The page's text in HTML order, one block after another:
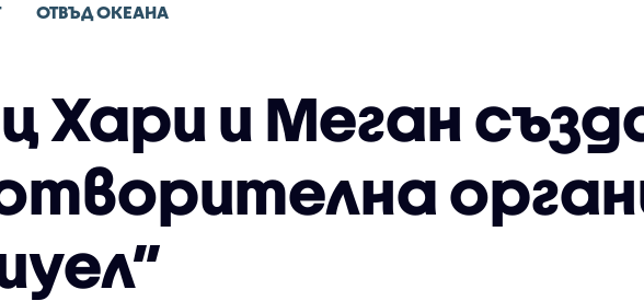
ОТВЪД ОКЕАНА
Хари и Меган